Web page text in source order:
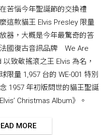
苦惱今年聖誕節的交換禮
這款貓王 Elvis Presley 限量
器，大概是今年最驚奇的答
國復古音訊品牌 We Are
以致敬搖滾之王 Elvis 為名，
限量 1,957 台的 WE-001 特別
1957 年初版問世的貓王聖誕
Christmas Album》。
MORE